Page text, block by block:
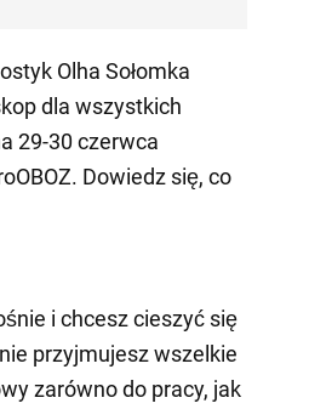
Olha Sołomka
dla wszystkich
29-30 czerwca
Dowiedz się, co
i chcesz cieszyć się
przyjmujesz wszelkie
zarówno do pracy, jak